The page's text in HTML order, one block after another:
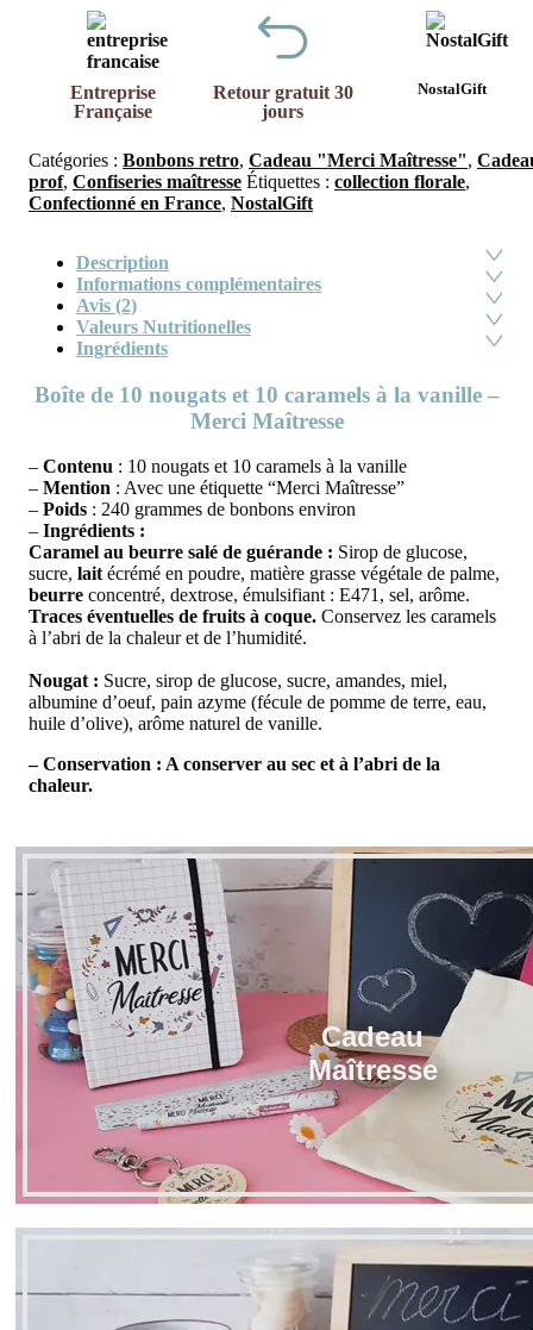
Entreprise
Française
Retour gratuit 30
jours
NostalGift
Catégories : Bonbons retro, Cadeau "Merci Maîtresse",
prof, Confiseries maîtresse Étiquettes : collection florale,
Confectionné en France, NostalGift
Description
Informations complémentaires
Avis (2)
Valeurs Nutritionelles
Ingrédients
Boîte de 10 nougats et 10 caramels à la vanille –
Merci Maîtresse
– Contenu : 10 nougats et 10 caramels à la vanille
– Mention : Avec une étiquette “Merci Maîtresse”
– Poids : 240 grammes de bonbons environ
– Ingrédients :
Caramel au beurre salé de guérande : Sirop de glucose,
sucre, laitécrémé en poudre, matière grasse végétale de palme,
beurre concentré, dextrose, émulsifiant : E471, sel, arôme.
Traces éventuelles de fruits à coque. Conservez les caramels
à l’abri de la chaleur et de l’humidité.
Nougat : Sucre, sirop de glucose, sucre, amandes, miel,
albumine d’oeuf, pain azyme (fécule de pomme de terre, eau,
huile d’olive), arôme naturel de vanille.
– Conservation : A conserver au sec et à l’abri de la
chaleur.
Cadeau
Maîtresse